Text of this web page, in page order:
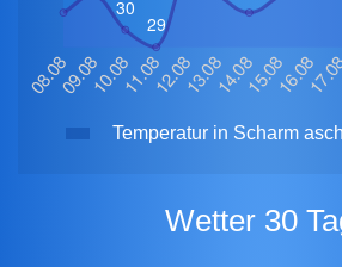
Temperatur in Scharm
Wetter 30